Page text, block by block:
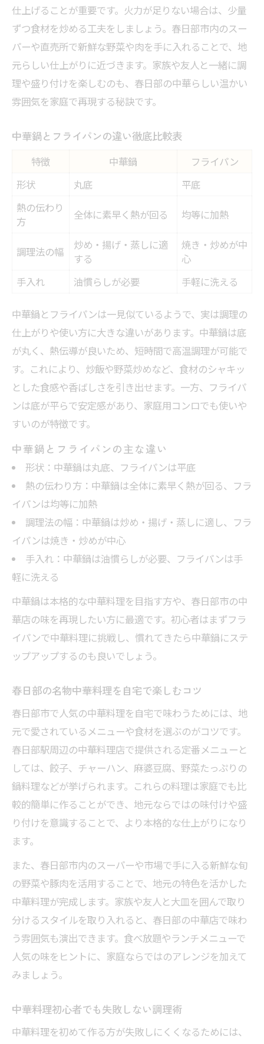
仕上げることが重要です。火力が足りない場合は、少量
ずつ食材を炒める工夫をしましょう。春日部市内のスー
パーや直売所で新鮮な野菜や肉を手に入れることで、地
元らしい仕上がりに近づきます。家族や友人と一緒に調
理や盛り付けを楽しむのも、春日部の中華らしい温かい
雰囲気を家庭で再現する秘訣です。
中華鍋とフライパンの違い徹底比較表
特徴 中華鍋
フライパン
形状
丸底
平底
熱の伝わり
方
全体に素早く熱が回る 均等に加熱
調理法の幅
炒め・揚げ・蒸しに適
する
焼き・炒めが中
心
手入れ
油慣らしが必要 手軽に洗える
中華鍋とフライパンは一見似ているようで、実は調理の
仕上がりや使い方に大きな違いがあります。中華鍋は底
が丸く、熱伝導が良いため、短時間で高温調理が可能で
す。これにより、炒飯や野菜炒めなど、食材のシャキッ
とした食感や香ばしさを引き出せます。一方、フライパ
ンは底が平らで安定感があり、家庭用コンロでも使いや
すいのが特徴です。
中華鍋とフライパンの主な違い
形状：中華鍋は丸底、フライパンは平底
熱の伝わり方：中華鍋は全体に素早く熱が回る、フラ
イパンは均等に加熱
調理法の幅：中華鍋は炒め・揚げ・蒸しに適し、フラ
イパンは焼き・炒めが中心
手入れ：中華鍋は油慣らしが必要、フライパンは手
軽に洗える
中華鍋は本格的な中華料理を目指す方や、春日部市の中
華店の味を再現したい方に最適です。初心者はまずフラ
イパンで中華料理に挑戦し、慣れてきたら中華鍋にステ
ップアップするのも良いでしょう。
春日部の名物中華料理を自宅で楽しむコツ
春日部市で人気の中華料理を自宅で味わうためには、地
元で愛されているメニューや食材を選ぶのがコツです。
春日部駅周辺の中華料理店で提供される定番メニューと
しては、餃子、チャーハン、麻婆豆腐、野菜たっぷりの
鍋料理などが挙げられます。これらの料理は家庭でも比
較的簡単に作ることができ、地元ならではの味付けや盛
り付けを意識することで、より本格的な仕上がりになり
ます。
また、春日部市内のスーパーや市場で手に入る新鮮な旬
の野菜や豚肉を活用することで、地元の特色を活かした
中華料理が完成します。家族や友人と大皿を囲んで取り
分けるスタイルを取り入れると、春日部の中華店で味わ
う雰囲気も演出できます。食べ放題やランチメニューで
人気の味をヒントに、家庭ならではのアレンジを加えて
みましょう。
中華料理初心者でも失敗しない調理術
中華料理を初めて作る方が失敗しにくくなるためには、